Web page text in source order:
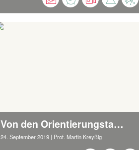
Von den Orientierungstagen zur ersten Woche des Studiums
24. September 2019 | Prof. Martin Kreyßig